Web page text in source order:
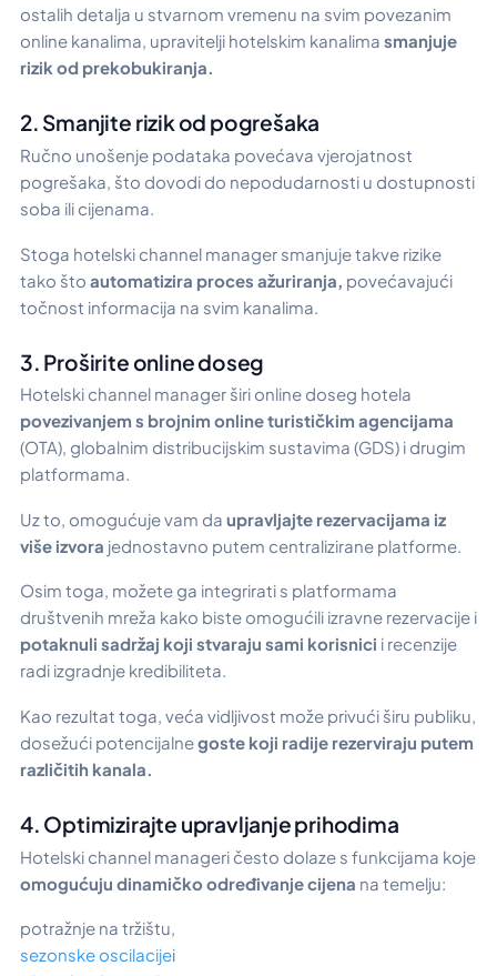
ostalih detalja u stvarnom vremenu na svim povezanim
online kanalima, upravitelji hotelskim kanalima smanjuje
rizik od prekobukiranja.
2. Smanjite rizik od pogrešaka
Ručno unošenje podataka povećava vjerojatnost
pogrešaka, što dovodi do nepodudarnosti u dostupnosti
soba ili cijenama.
Stoga hotelski channel manager smanjuje takve rizike
tako što automatizira proces ažuriranja, povećavajući
točnost informacija na svim kanalima.
3. Proširite online doseg
Hotelski channel manager širi online doseg hotela
povezivanjem s brojnim online turističkim agencijama
(OTA), globalnim distribucijskim sustavima (GDS) i drugim
platformama.
Uz to, omogućuje vam da upravljajte rezervacijama iz
više izvora jednostavno putem centralizirane platforme.
Osim toga, možete ga integrirati s platformama
društvenih mreža kako biste omogućili izravne rezervacije i
potaknuli sadržaj koji stvaraju sami korisnici i recenzije
radi izgradnje kredibiliteta.
Kao rezultat toga, veća vidljivost može privući širu publiku,
dosežući potencijalnegoste koji radije rezerviraju putem
različitih kanala.
4. Optimizirajte upravljanje prihodima
Hotelski channel manageri često dolaze s funkcijama koje
omogućuju dinamičko određivanje cijena na temelju:
potražnje na tržištu,
sezonske oscilacijei